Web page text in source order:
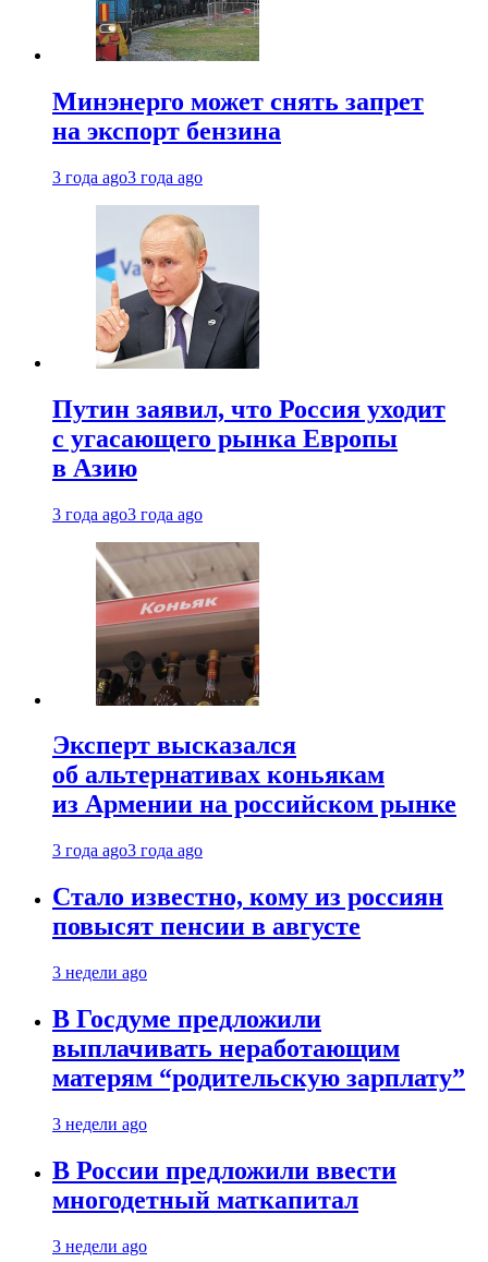
Минэнерго может снять запрет
на экспорт бензина
3 года ago3 года ago
Путин заявил, что Россия уходит
с угасающего рынка Европы
в Азию
3 года ago3 года ago
Эксперт высказался
об альтернативах коньякам
из Армении на российском рынке
3 года ago3 года ago
Стало известно, кому из россиян
повысят пенсии в августе
3 недели ago
В Госдуме предложили
выплачивать неработающим
матерям “родительскую зарплату”
3 недели ago
В России предложили ввести
многодетный маткапитал
3 недели ago